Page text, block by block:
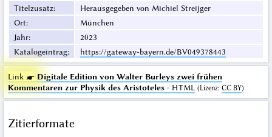
Titelzusatz:
Herausgegeben von Michiel Streijger
Ort:
München
Jahr:
2023
Katalogeintrag: https://gateway-bayern.de/BV049378443
Link ☛ Digitale Edition von Walter Burleys zwei frühen
Kommentaren zur Physik des Aristoteles· HTML (Lizenz: CC BY)
Zitierformate